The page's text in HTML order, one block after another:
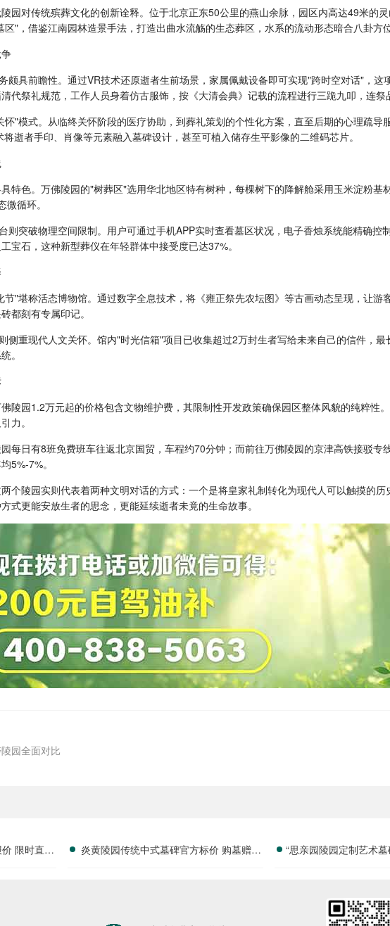
园对传统殡葬文化的创新诠释。位于北京正东50公里的燕山余脉，园区内高达49米的
"，借鉴江南园林造景手法，打造出曲水流觞的生态葬区，水系的流动形态暗合八卦方
颇具前瞻性。通过VR技术还原逝者生前场景，家属佩戴设备即可实现"跨时空对话"，
代祭礼规范，工作人员身着仿古服饰，按《大清会典》记载的流程进行三跪九叩，连祭
怀"模式。从临终关怀阶段的医疗协助，到葬礼策划的个性化方案，直至后期的心理疏
逝者手印、肖像等元素融入墓碑设计，甚至可植入储存生平影像的二维码芯片。
特色。万佛陵园的"树葬区"选用华北地区特有树种，每棵树下的降解舱采用玉米淀粉
循环。
则突破物理空间限制。用户可通过手机APP实时查看墓区状况，电子香烛系统能精确
宝石，这种新型葬仪在年轻群体中接受度已达37%。
"堪称活态博物馆。通过数字全息技术，将《雍正祭先农坛图》等古画动态呈现，让
都刻有专属印记。
侧重现代人文关怀。馆内"时光信箱"项目已收集超过2万封生者写给未来自己的信件，
。
陵园1.2万元起的价格包含文物维护费，其限制性开发政策确保园区整体风貌的纯粹性
力。
每日有8班免费班车往返北京国贸，车程约70分钟；而前往万佛陵园的京津高铁接驳
5%-7%。
个陵园实则代表着两种文明对话的方式：一个是将皇家礼制转化为现代人可以触摸的
式更能安放生者的思念，更能延续逝者未竟的生命故事。
园全面对比
限时直降
炎黄陵园传统中式墓碑官方标价 购墓赠送
“思亲园陵园定制艺术